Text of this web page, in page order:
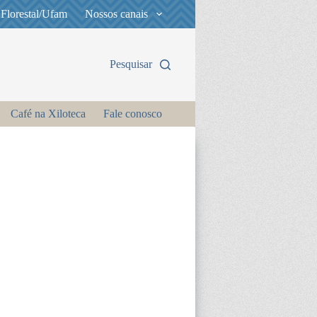
Ufam Nossos canais
Pesquisar
Café na Xiloteca Fale conosco